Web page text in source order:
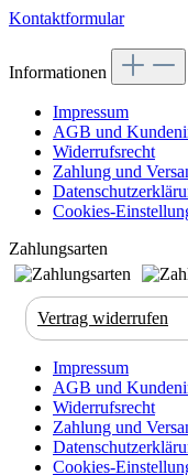
Kontaktformular
Informationen
Impressum
AGB und
Widerrufsrecht
Zahlung und
Cookies-
Zahlungsarten
Vertrag widerrufen
Impressum
AGB und
Widerrufsrecht
Zahlung und
Cookies-